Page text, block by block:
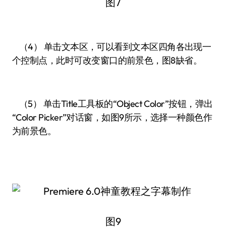
（4） 单击文本区，可以看到文本区四角各出现一
个控制点，此时可改变窗口的前景色，图8缺省。
（5） 单击Title工具板的“Object Color”按钮，弹出
“Color Picker”对话窗，如图9所示，选择一种颜色作
为前景色。
图9